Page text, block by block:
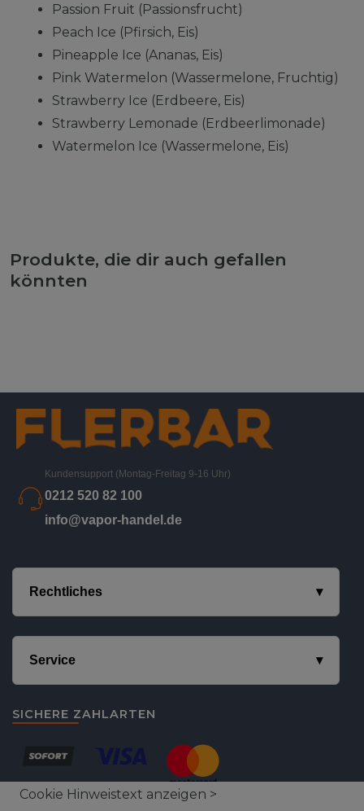
Passion Fruit (Passionsfrucht)
Peach Ice (Pfirsich, Eis)
Pineapple Ice (Ananas, Eis)
Pink Watermelon (Wassermelone, Fruchtig)
Strawberry Ice (Erdbeere, Eis)
Strawberry Lemonade (Erdbeerlimonade)
Watermelon Ice (Wassermelone, Eis)
Produkte, die dir auch gefallen
könnten
Kundensupport (Montag-Freitag 9-16 Uhr)
0212 520 82 100
info@vapor-handel.de
Rechtliches
Service
SICHERE ZAHLARTEN
Cookie Hinweistext anzeigen >